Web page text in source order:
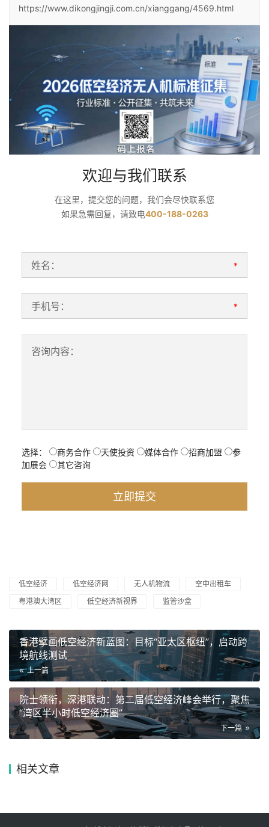
https://www.dikongjingji.com.cn/xianggang/4569.html
欢迎与我们联系
在这里，提交您的问题，我们会尽快联系您
如果急需回复，请致电400-188-0263
姓名： *
手机号： *
咨询内容：
选择： 商务合作 天使投资 媒体合作 招商加盟
参
加展会
其它咨询
低空经济 低空经济网 无人机物流
空中出租车
粤港澳大湾区
低空经济新视界 监管沙盒
香港擘画低空经济新蓝图：目标“亚太区枢纽”，启动跨
境航线测试
上一篇
院士领衔，深港联动：第二届低空经济峰会举行，聚焦
“湾区半小时低空经济圈”
下一篇
相关文章